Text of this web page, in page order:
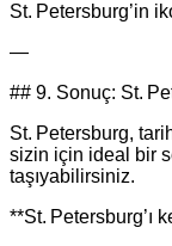
St. Petersburg’in
—
## 9. Sonuç: St.
St. Petersburg,
sizin için ideal bir
taşıyabilirsiniz.
**St. Petersburg’ı